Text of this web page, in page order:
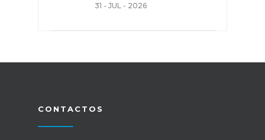
31 - JUL - 2026
CONTACTOS